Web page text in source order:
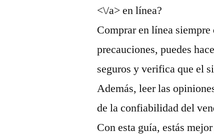
<\/a> en línea?
Comprar en línea
precauciones, puedes
seguros y verifica que el
Además, leer las
de la confiabilidad del
Con esta guía, estás